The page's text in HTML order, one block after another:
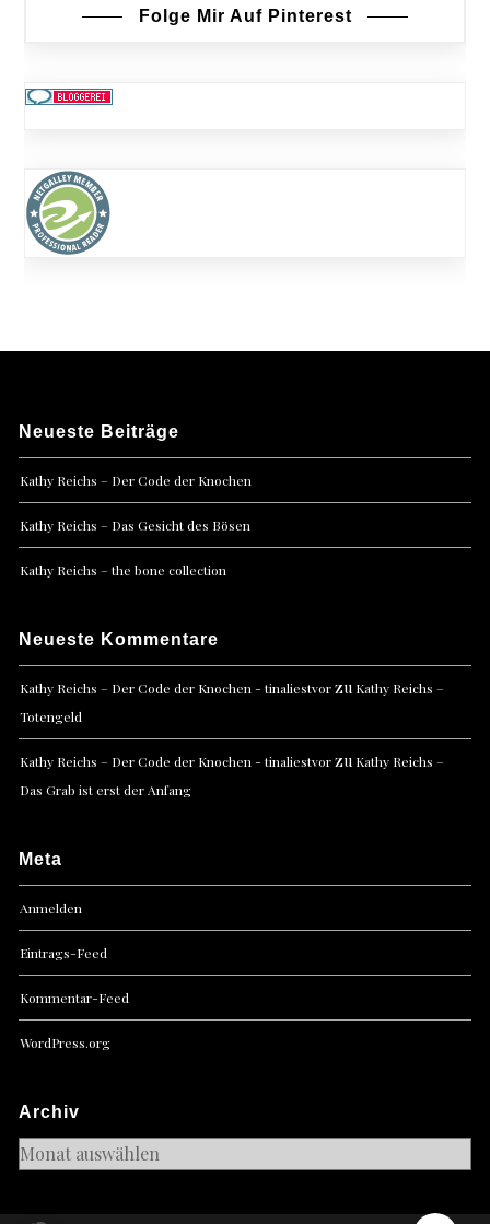
Folge Mir Auf Pinterest
Neueste Beiträge
Kathy Reichs – Der Code der Knochen
Kathy Reichs – Das Gesicht des Bösen
Kathy Reichs – the bone collection
Neueste Kommentare
Kathy Reichs – Der Code der Knochen - tinaliestvorzu Kathy Reichs –
Totengeld
Kathy Reichs – Der Code der Knochen - tinaliestvorzu Kathy Reichs –
Das Grab ist erst der Anfang
Meta
Anmelden
Eintrags-Feed
Kommentar-Feed
WordPress.org
Archiv
Archiv